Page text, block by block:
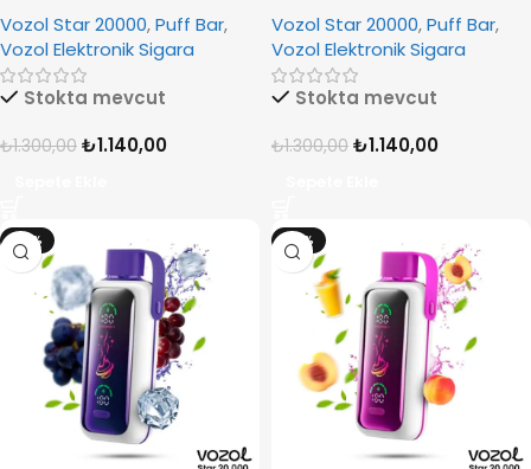
Vozol Star 20000,Puff Bar,
Vozol Elektronik Sigara
Stokta mevcut
₺1.300,00 ₺1.140,00
Vozol Star 20000,Puff Bar,
Vozol Elektronik Sigara
Stokta mevcut
₺1.300,00 ₺1.140,00
-12% -12%